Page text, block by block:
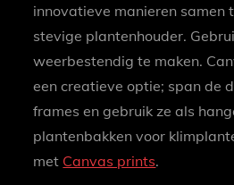
innovatieve manieren samen
stevige plantenhouder.
weerbestendig te maken.
een creatieve optie; span de
frames en gebruik ze als
plantenbakken voor
met Canvas prints.